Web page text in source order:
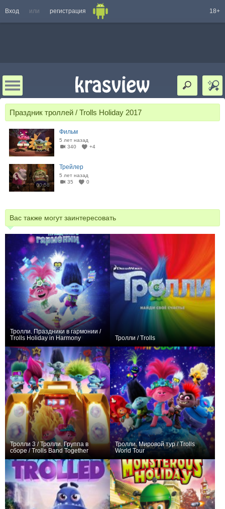
Вход или регистрация 18+
Праздник троллей / Trolls Holiday 2017
26:34
Фильм
5 лет назад
340
+4
00:58
Трейлер
5 лет назад
35
0
Вас также могут заинтересовать
Тролли. Праздники в гармонии /
Trolls Holiday in Harmony
Тролли / Trolls
Тролли 3 / Тролли. Группа в
сборе / Trolls Band Together
Тролли. Мировой тур / Trolls
World Tour